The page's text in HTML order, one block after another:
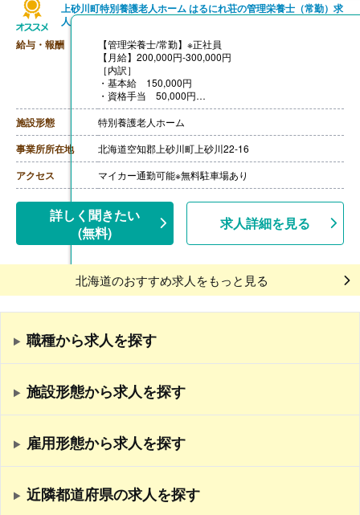
上砂川町特別養護老人ホーム はるにれ荘の管理栄養士（常勤）求
人
給与・報酬
【管理栄養士/常勤】※正社員
【月給】200,000円-300,000円
［内訳］
・基本給 150,000円
・資格手当 50,000円
・職務手当 0円-40,000円
・職能手当 0円-60,000円
※職務手当,職能手当は当社査定表による
【賞与】年2回（計2.00ヶ月分）※前年度実績
【通勤手当】あり（上限31,600円/月）
【昇給】なし
【退職金】あり※勤続5年以上
施設形態 特別養護老人ホーム
事業所所在地 北海道空知郡上砂川町上砂川22-16
アクセス マイカー通勤可能※無料駐車場あり
詳しく聞きたい
(無料)
求人詳細を見る
北海道のおすすめ求人をもっと見る
職種から求人を探す
施設形態から求人を探す
雇用形態から求人を探す
近隣都道府県の求人を探す